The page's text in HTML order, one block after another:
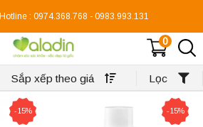
Hotline : 0974.368.768 - 0983.993.131
0
Sắp xếp theo giá Lọc
-15% -15%